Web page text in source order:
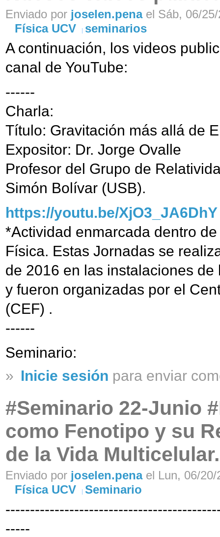
Enviado por joselen.penael Sáb, 06/
Física UCV
seminarios
A continuación, los videos
canal de YouTube:
------
Charla:
Título: Gravitación más allá de
Expositor: Dr. Jorge Ovalle
Profesor del Grupo de
Simón Bolívar (USB).
https://youtu.be/XjO3_JA6DhY
*Actividad enmarcada dentro
Física. Estas Jornadas se
de 2016 en las instalaciones
y fueron organizadas por el
(CEF) .
------
Seminario:
» Inicie sesión para enviar
#Seminario 22-Junio
como Fenotipo y su
de la Vida
Enviado por joselen.penael Lun, 06/20/
Física UCV
Seminario
-----